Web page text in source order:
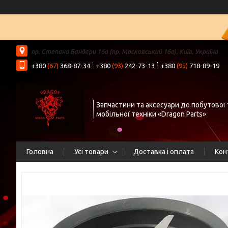
пр. Степана Бандери 16а (пр. Московський 16а), Київ, Україна
+380 (67) 368-87-34 +380 (93) 242-73-13 +380 (95) 718-89-19
Запчастини та аксесуари до побутової
мобільної техніки «Dragon Parts»
Головна Усі товари Доставка і оплата